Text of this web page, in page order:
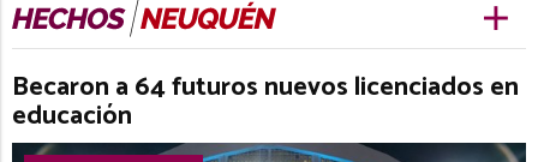
Becaron a 64 futuros nuevos licenciados en
educación